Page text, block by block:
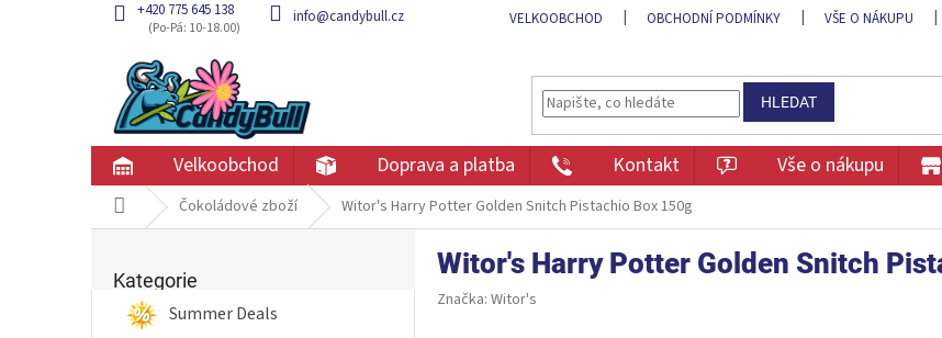
+420 775 645 138 info@candybull.cz VELKOOBCHOD OBCHODNÍ PODMÍNKY VŠE O NÁKUPU
HLEDAT
Velkoobchod Doprava a platba Kontakt Vše o nákupu
Domů Čokoládové zboží Witor's Harry Potter Golden Snitch Pistachio Box 150g
kategorie
Kategorie
Summer Deals
Witor's Harry Potter Golden Snitch
Značka: Witor's